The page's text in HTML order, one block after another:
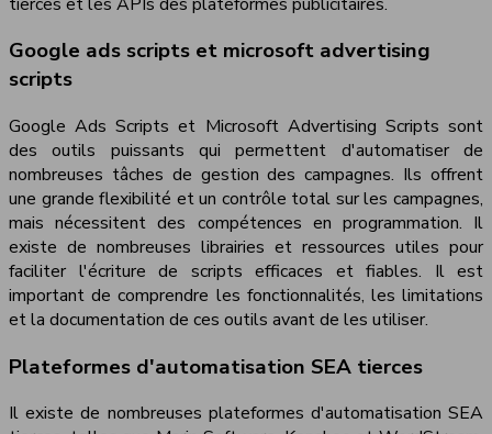
Google ads scripts et microsoft advertising
scripts
Google Ads Scripts et Microsoft Advertising Scripts sont
des outils puissants qui permettent d'automatiser de
nombreuses tâches de gestion des campagnes. Ils offrent
une grande flexibilité et un contrôle total sur les campagnes,
mais nécessitent des compétences en programmation. Il
existe de nombreuses librairies et ressources utiles pour
faciliter l'écriture de scripts efficaces et fiables. Il est
important de comprendre les fonctionnalités, les limitations
et la documentation de ces outils avant de les utiliser.
Plateformes d'automatisation SEA tierces
Il existe de nombreuses plateformes d'automatisation SEA